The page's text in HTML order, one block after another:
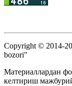
Copyright © 2014-
bozori"
Материаллардан
келтириш